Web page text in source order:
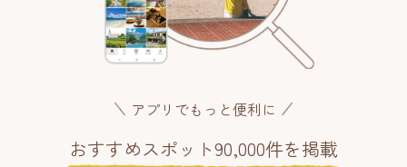
アプリでもっと便利に
おすすめスポット90,000件を掲載